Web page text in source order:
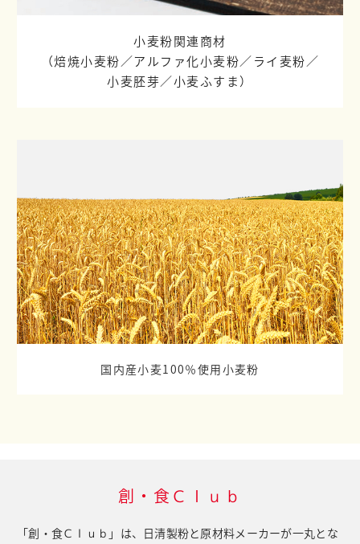
小麦粉関連商材
（焙焼小麦粉／アルファ化小麦粉／ライ麦粉／
小麦胚芽／小麦ふすま）
国内産小麦100％使用小麦粉
創・食Ｃｌｕｂ
「創・食Ｃｌｕｂ」は、日清製粉と原材料メーカーが一丸とな